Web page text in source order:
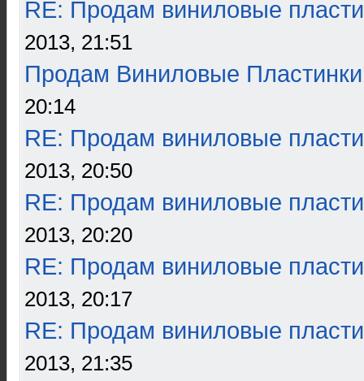
RE: Продам виниловые
2013, 21:51
Продам Виниловые Пластинки
20:14
RE: Продам виниловые
2013, 20:50
RE: Продам виниловые
2013, 20:20
RE: Продам виниловые
2013, 20:17
RE: Продам виниловые
2013, 21:35